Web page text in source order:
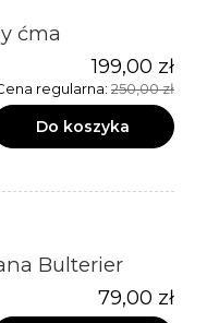
ćma
199,00 zł
regularna: 250,00 zł
Do koszyka
Bulterier
79,00 zł